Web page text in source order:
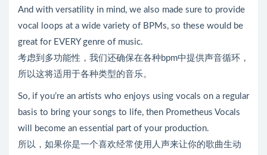
And with versatility in mind, we also made sure to provide
vocal loops at a wide variety of BPMs, so these would be
great for EVERY genre of music.
考虑到多功能性，我们还确保在各种bpm中提供声音循环，
所以这将适用于各种类型的音乐。
So, if you’re an artists who enjoys using vocals on a regular
basis to bring your songs to life, then Prometheus Vocals
will become an essential part of your production.
所以，如果你是一个喜欢经常使用人声来让你的歌曲生动